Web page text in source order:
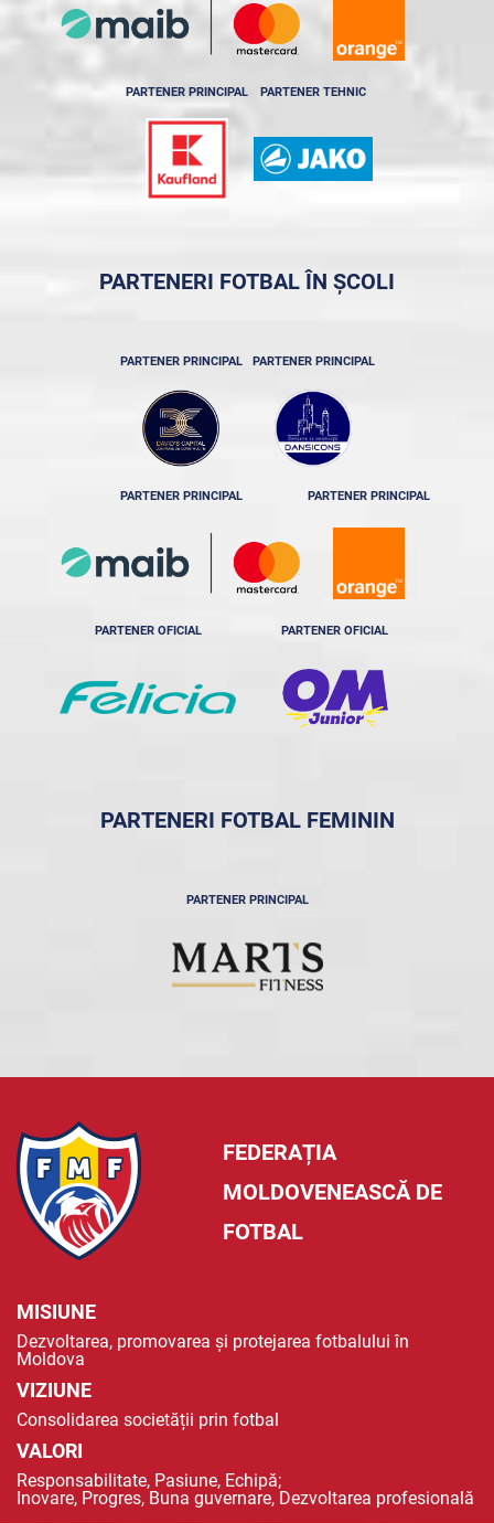
PARTENER PRINCIPAL PARTENER TEHNIC
PARTENERI FOTBAL ÎN ȘCOLI
PARTENER PRINCIPAL PARTENER PRINCIPAL
PARTENER PRINCIPAL PARTENER PRINCIPAL
PARTENER OFICIAL PARTENER OFICIAL
PARTENERI FOTBAL FEMININ
PARTENER PRINCIPAL
FEDERAȚIA
MOLDOVENEASCĂ DE
FOTBAL
MISIUNE
Dezvoltarea, promovarea și protejarea fotbalului în
Moldova
VIZIUNE
Consolidarea societății prin fotbal
VALORI
Responsabilitate, Pasiune, Echipă;
Inovare, Progres, Buna guvernare, Dezvoltarea profesională